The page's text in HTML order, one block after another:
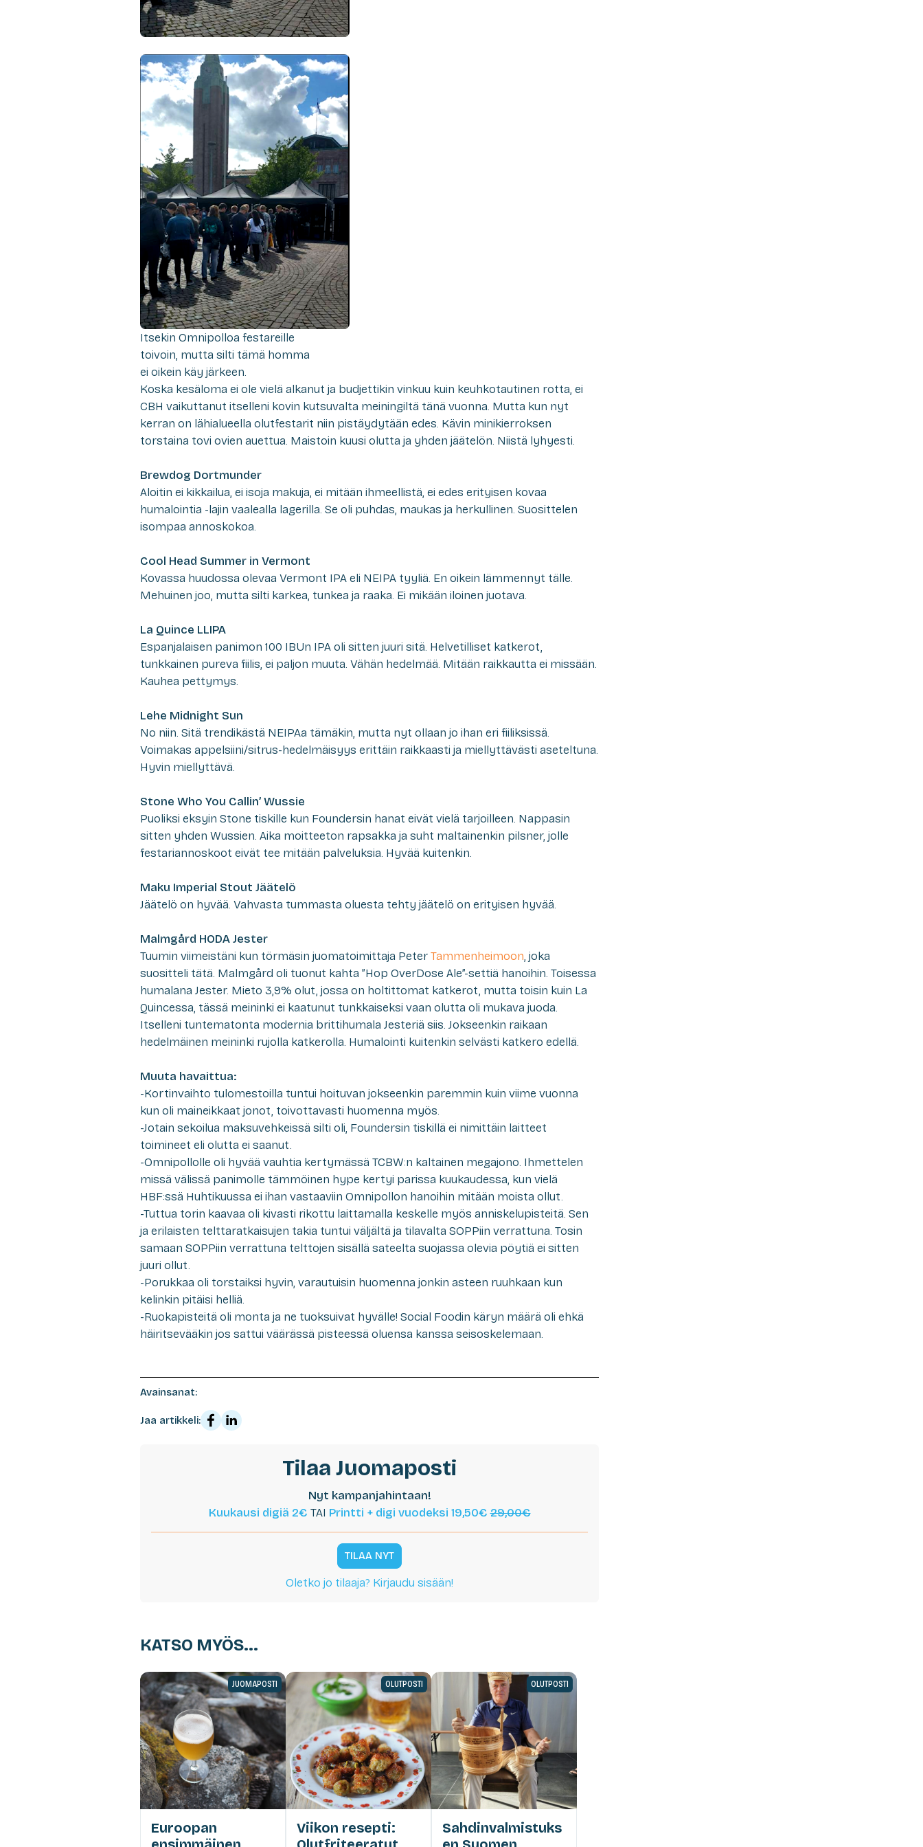
Itsekin Omnipolloa festareille
toivoin, mutta silti tämä homma
ei oikein käy järkeen.
Koska kesäloma ei ole vielä alkanut ja budjettikin vinkuu kuin keuhkotautinen rotta, ei
CBH vaikuttanut itselleni kovin kutsuvalta meiningiltä tänä vuonna. Mutta kun nyt
kerran on lähialueella olutfestarit niin pistäydytään edes. Kävin minikierroksen
torstaina tovi ovien auettua. Maistoin kuusi olutta ja yhden jäätelön. Niistä lyhyesti.
Brewdog Dortmunder
Aloitin ei kikkailua, ei isoja makuja, ei mitään ihmeellistä, ei edes erityisen kovaa
humalointia -lajin vaalealla lagerilla. Se oli puhdas, maukas ja herkullinen. Suosittelen
isompaa annoskokoa.
Cool Head Summer in Vermont
Kovassa huudossa olevaa Vermont IPA eli NEIPA tyyliä. En oikein lämmennyt tälle.
Mehuinen joo, mutta silti karkea, tunkea ja raaka. Ei mikään iloinen juotava.
La Quince LLIPA
Espanjalaisen panimon 100 IBUn IPA oli sitten juuri sitä. Helvetilliset katkerot,
tunkkainen pureva fiilis, ei paljon muuta. Vähän hedelmää. Mitään raikkautta ei missään.
Kauhea pettymys.
Lehe Midnight Sun
No niin. Sitä trendikästä NEIPAa tämäkin, mutta nyt ollaan jo ihan eri fiiliksissä.
Voimakas appelsiini/sitrus-hedelmäisyys erittäin raikkaasti ja miellyttävästi aseteltuna.
Hyvin miellyttävä.
Stone Who You Callin’ Wussie
Puoliksi eksyin Stone tiskille kun Foundersin hanat eivät vielä tarjoilleen. Nappasin
sitten yhden Wussien. Aika moitteeton rapsakka ja suht maltainenkin pilsner, jolle
festariannoskoot eivät tee mitään palveluksia. Hyvää kuitenkin.
Maku Imperial Stout Jäätelö
Jäätelö on hyvää. Vahvasta tummasta oluesta tehty jäätelö on erityisen hyvää.
Malmgård HODA Jester
Tuumin viimeistäni kun törmäsin juomatoimittaja PeterTammenheimoon, joka
suositteli tätä. Malmgård oli tuonut kahta ”Hop OverDose Ale”-settiä hanoihin. Toisessa
humalana Jester. Mieto 3,9% olut, jossa on holtittomat katkerot, mutta toisin kuin La
Quincessa, tässä meininki ei kaatunut tunkkaiseksi vaan olutta oli mukava juoda.
Itselleni tuntematonta modernia brittihumala Jesteriä siis. Jokseenkin raikaan
hedelmäinen meininki rujolla katkerolla. Humalointi kuitenkin selvästi katkero edellä.
Muuta havaittua:
-Kortinvaihto tulomestoilla tuntui hoituvan jokseenkin paremmin kuin viime vuonna
kun oli maineikkaat jonot, toivottavasti huomenna myös.
-Jotain sekoilua maksuvehkeissä silti oli, Foundersin tiskillä ei nimittäin laitteet
toimineet eli olutta ei saanut.
-Omnipollolle oli hyvää vauhtia kertymässä TCBW:n kaltainen megajono. Ihmettelen
missä välissä panimolle tämmöinen hype kertyi parissa kuukaudessa, kun vielä
HBF:ssä Huhtikuussa ei ihan vastaaviin Omnipollon hanoihin mitään moista ollut.
-Tuttua torin kaavaa oli kivasti rikottu laittamalla keskelle myös anniskelupisteitä. Sen
ja erilaisten telttaratkaisujen takia tuntui väljältä ja tilavalta SOPPiin verrattuna. Tosin
samaan SOPPiin verrattuna telttojen sisällä sateelta suojassa olevia pöytiä ei sitten
juuri ollut.
-Porukkaa oli torstaiksi hyvin, varautuisin huomenna jonkin asteen ruuhkaan kun
kelinkin pitäisi helliä.
-Ruokapisteitä oli monta ja ne tuoksuivat hyvälle! Social Foodin käryn määrä oli ehkä
häiritsevääkin jos sattui väärässä pisteessä oluensa kanssa seisoskelemaan.
Avainsanat:
Jaa artikkeli:
Tilaa Juomaposti
Nyt kampanjahintaan!
Kuukausi digiä 2€ TAI Printti + digi vuodeksi 19,50€29,00€
TILAA NYT
Oletko jo tilaaja? Kirjaudu sisään!
KATSO MYÖS...
JUOMAPOSTI
Euroopan
OLUTPOSTI
Viikon resepti:
OLUTPOSTI
Sahdinvalmistuks